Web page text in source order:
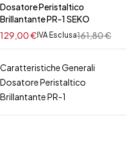
Dosatore Peristaltico
Brillantante PR-1 SEKO
161,80€
129,00€IVA Esclusa
Caratteristiche Generali
Dosatore Peristaltico
Brillantante PR-1